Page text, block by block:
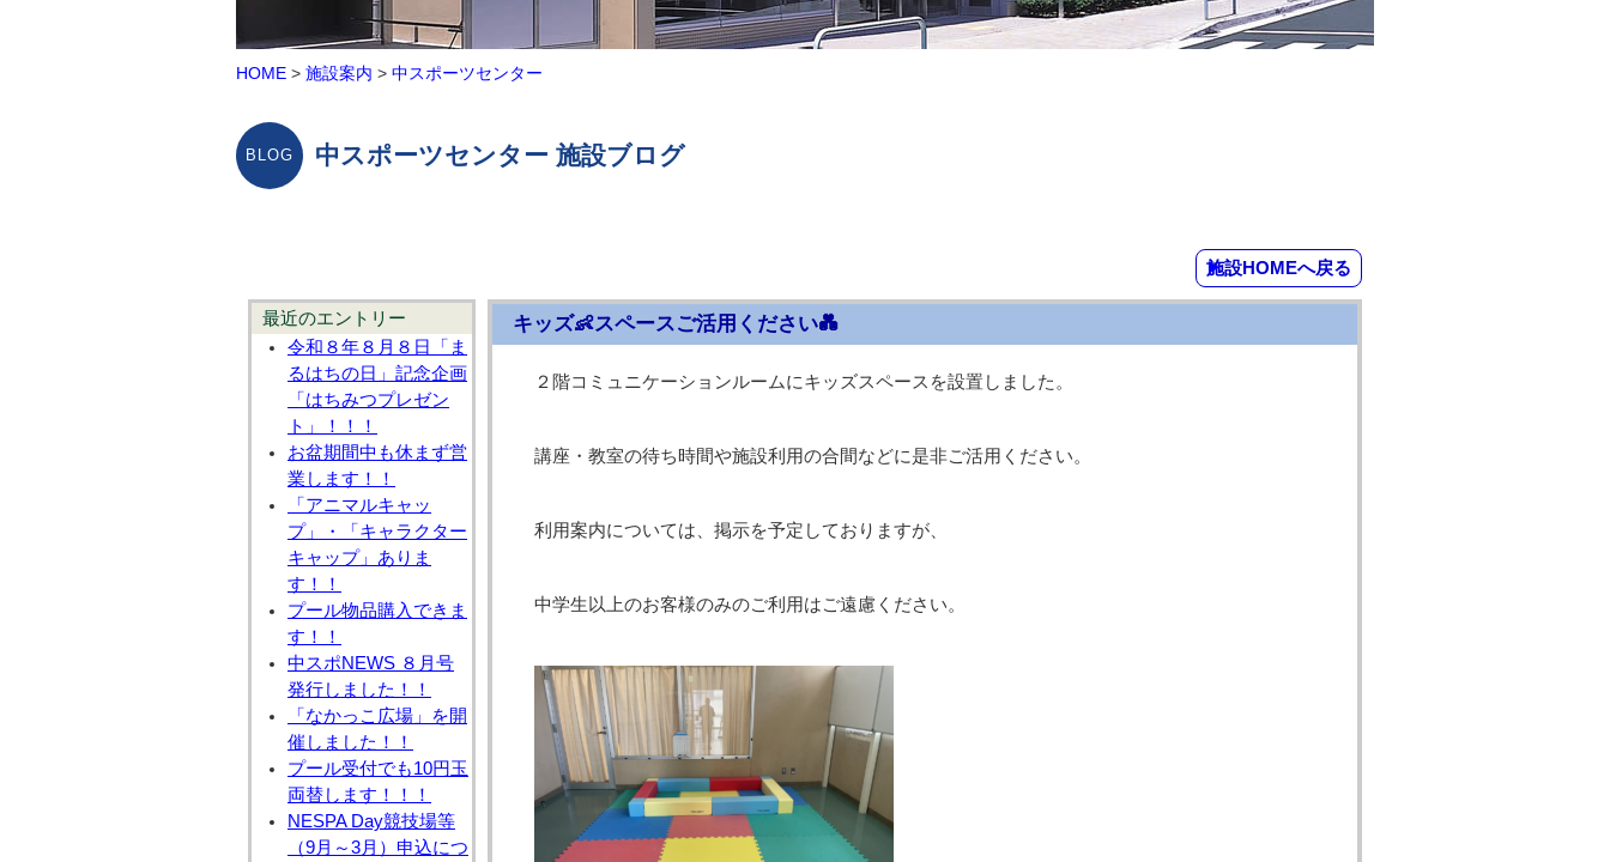
HOME > 施設案内 > 中スポーツセンター
中スポーツセンター 施設ブログ
施設HOMEへ戻る
最近のエントリー
令和８年８月８日「ま
るはちの日」記念企画
「はちみつプレゼン
ト」！！！
お盆期間中も休まず営
業します！！
「アニマルキャッ
プ」・「キャラクター
キャップ」ありま
す！！
プール物品購入できま
す！！
中スポNEWS ８月号
発行しました！！
「なかっこ広場」を開
催しました！！
プール受付でも10円玉
両替します！！！
NESPA Day競技場等
（9月～3月）申込につ
キッズ👶スペースご活用ください💑
２階コミュニケーションルームにキッズスペースを設置しました。
講座・教室の待ち時間や施設利用の合間などに是非ご活用ください。
利用案内については、掲示を予定しておりますが、
中学生以上のお客様のみのご利用はご遠慮ください。